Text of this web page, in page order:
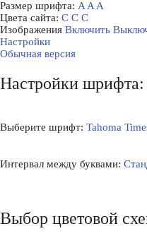
Размер шрифта: A A A
Цвета сайта: С С С
Изображения Включить
Настройки
Обычная версия
Настройки шрифта:
Выберите шрифт: Tahoma
Интервал между буквами:
Выбор цветовой